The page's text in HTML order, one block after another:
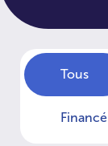
Tous
Financé